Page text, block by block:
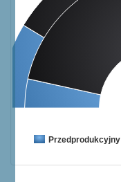
Przedprodukcyjny